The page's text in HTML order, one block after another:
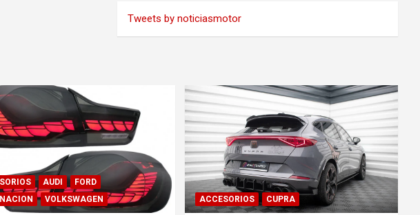
Tweets by noticiasmotor
AUDI
FORD
VOLKSWAGEN ACCESORIOS CUPRA